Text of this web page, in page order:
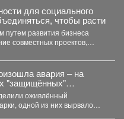
для социального
чтобы расти
путем развития бизнеса
совместных проектов,
авария – на
"защищённых"
оживлённый
одной из них вырвало